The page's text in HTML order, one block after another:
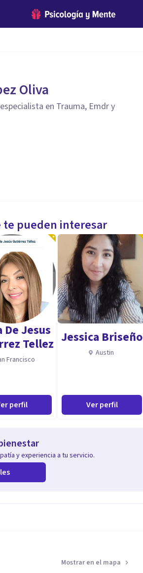
Oliva
en Trauma, Emdr y
te pueden interesar
De Jesus
Tellez
Francisco
perfil
Jessica Briseño
Austin
Ver perfil
y experiencia a tu servicio.
Mostrar en el mapa